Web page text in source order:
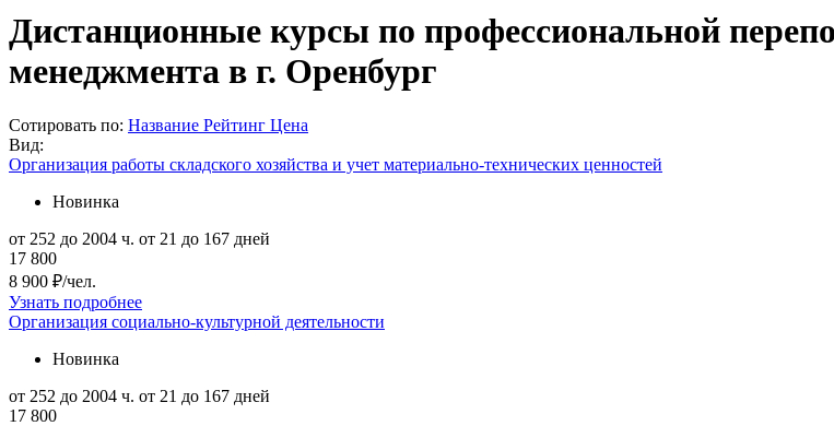
Дистанционные курсы по профессиональной
менеджмента в г. Оренбург
Сотировать по: Название Рейтинг Цена
Вид:
Организация работы складского хозяйства и учет материально-технических ценностей
Новинка
от 252 до 2004 ч. от 21 до 167 дней
17 800
8 900 ₽/чел.
Узнать подробнее
Организация социально-культурной деятельности
Новинка
от 252 до 2004 ч. от 21 до 167 дней
17 800